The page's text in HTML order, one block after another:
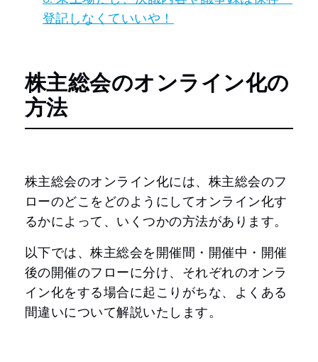
登記しなくていいや！
株主総会のオンライン化の
方法
株主総会のオンライン化には、株主総会のフ
ローのどこをどのようにしてオンライン化す
るかによって、いくつかの方法があります。
以下では、株主総会を開催間・開催中・開催
後の開催のフローに分け、それぞれのオンラ
イン化をする場合に起こりがちな、よくある
間違いについて解説いたします。